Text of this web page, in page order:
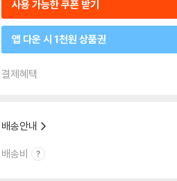
사용 가능한 쿠폰 받기
앱 다운 시 1천원 상품권
결제혜택
배송안내
배송비